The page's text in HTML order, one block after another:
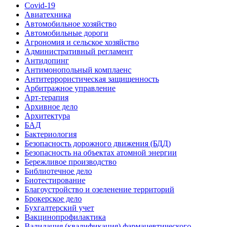
Covid-19
Авиатехника
Автомобильное хозяйство
Автомобильные дороги
Агрономия и сельское хозяйство
Административный регламент
Антидопинг
Антимонопольный комплаенс
Антитеррористическая защищенность
Арбитражное управление
Арт-терапия
Архивное дело
Архитектура
БАД
Бактериология
Безопасность дорожного движения (БДД)
Безопасность на объектах атомной энергии
Бережливое производство
Библиотечное дело
Биотестирование
Благоустройство и озеленение территорий
Брокерское дело
Бухгалтерский учет
Вакцинопрофилактика